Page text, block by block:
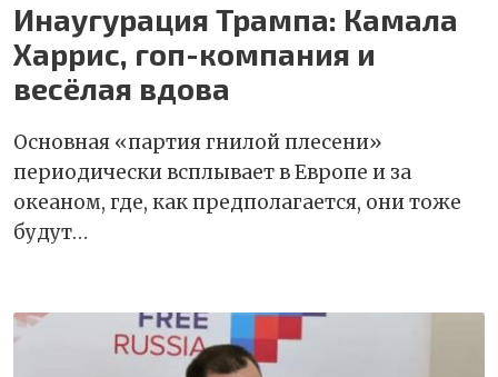
Инаугурация Трампа: Камала
Харрис, гоп-компания и
весёлая вдова
Основная «партия гнилой плесени»
периодически всплывает в Европе и за
океаном, где, как предполагается, они тоже
будут…